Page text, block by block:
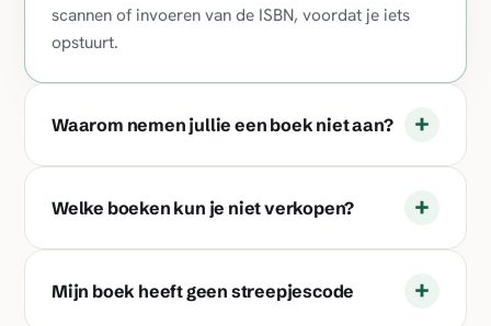
scannen of invoeren van de ISBN, voordat je iets
opstuurt.
Waarom nemen jullie een boek niet aan? +
Welke boeken kun je niet verkopen? +
Mijn boek heeft geen streepjescode +